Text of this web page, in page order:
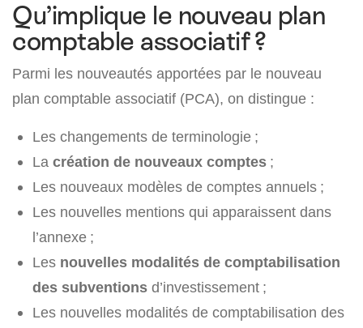
Qu’implique le nouveau plan
comptable associatif ?
Parmi les nouveautés apportées par le nouveau
plan comptable associatif (PCA), on distingue :
Les changements de terminologie ;
La création de nouveaux comptes ;
Les nouveaux modèles de comptes annuels ;
Les nouvelles mentions qui apparaissent dans
l’annexe ;
Les nouvelles modalités de comptabilisation
des subventions d’investissement ;
Les nouvelles modalités de comptabilisation des